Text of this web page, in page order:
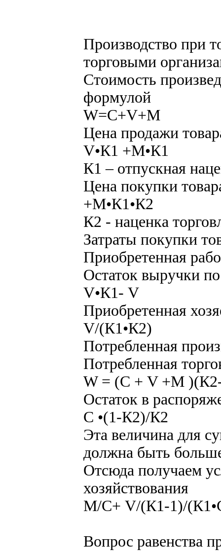
Производство при
торговыми
Стоимость
формулой
W=C+V+M
Цена продажи
V•К1 +M•К1
К1 – отпускная
Цена покупки
+M•К1•К2
К2 - наценка
Затраты покупки
Приобретенная
Остаток выручки
V•К1- V
Приобретенная
V/(К1•К2)
Потребленная
Потребленная
W = (С + V +M
Остаток в
С •(1-К2)/К2
Эта величина для
должна быть
Отсюда получаем
хозяйствования
М/С+ V/(К1-1)/
Вопрос равенства